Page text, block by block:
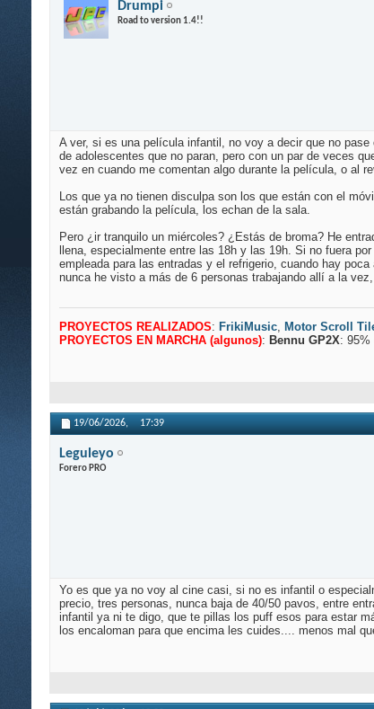
Drumpi
Road to version 1.4!!
A ver, si es una película infantil, no voy a decir que no
de adolescentes que no paran, pero con un par de veces
vez en cuando me comentan algo durante la película, o al
Los que ya no tienen disculpa son los que están con el
están grabando la película, los echan de la sala.
Pero ¿ir tranquilo un miércoles? ¿Estás de broma? He
llena, especialmente entre las 18h y las 19h. Si no fuera
empleada para las entradas y el refrigerio, cuando hay
nunca he visto a más de 6 personas trabajando allí a la
PROYECTOS REALIZADOS: FrikiMusic, Motor Scroll
PROYECTOS EN MARCHA (algunos): Bennu GP2X: 95%
19/06/2026, 17:39
Leguleyo
Forero PRO
Yo es que ya no voy al cine casi, si no es infantil o
precio, tres personas, nunca baja de 40/50 pavos, entre
infantil ya ni te digo, que te pillas los puff esos para estar
los encaloman para que encima les cuides.... menos mal